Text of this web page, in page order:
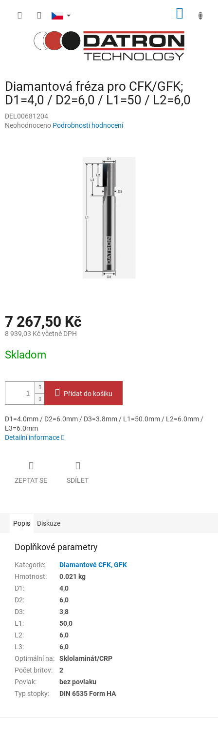
Diamantová fréza pro CFK/GFK;
D1=4,0 / D2=6,0 / L1=50 / L2=6,0
DEL00681204
Průměrné
Neohodnoceno Podrobnosti hodnocení
7 267,50 Kč
8 939,03 Kč včetně DPH
cena:
Skladom
Přidat do košíku
D1=4.0mm / D2=6.0mm / D3=3.8mm / L1=50.0mm / L2=6.0mm /
L3=6.0mm
Detailní informace
ZEPTAT SE SDÍLET
Popis Diskuze
Doplňkové parametry
Kategorie:
Diamantové CFK, GFK
Hmotnost:
0.021 kg
D1 :
4,0
D2:
6,0
D3:
3,8
L1 :
50,0
L2:
6,0
L3:
6,0
Optimální na:
Sklolaminát/CRP
Počet britov:
2
Povlak:
bez povlaku
Typ stopky: DIN 6535 Form HA